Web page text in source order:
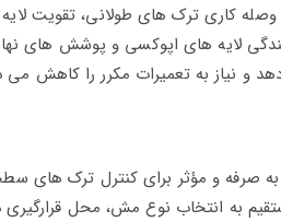
وصله‌ کاری ترک‌ های طولانی، تقویت
لایه‌ های اپوکسی و پوشش‌ های
و نیاز به تعمیرات مکرر را کاهش
به‌ صرفه و مؤثر برای کنترل ترک‌
به انتخاب نوع مش، محل قرارگیری